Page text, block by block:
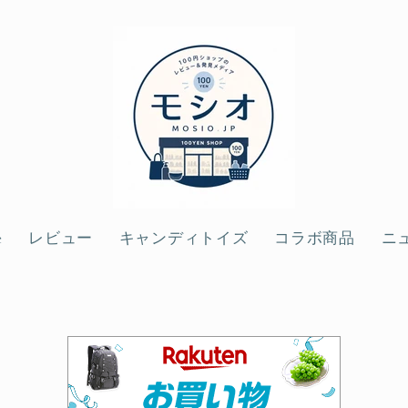
レビュー キャンディトイズ コラボ商品 ニ